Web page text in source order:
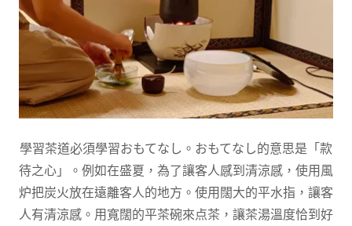
學習茶道必須學習おもてなし。おもてなし的意思是「款
待之心」。例如在盛夏，為了讓客人感到清涼感，使用風
炉把炭火放在遠離客人的地方。使用闊大的平水指，讓客
人有清涼感。用寬闊的平茶碗來点茶，讓茶湯溫度恰到好